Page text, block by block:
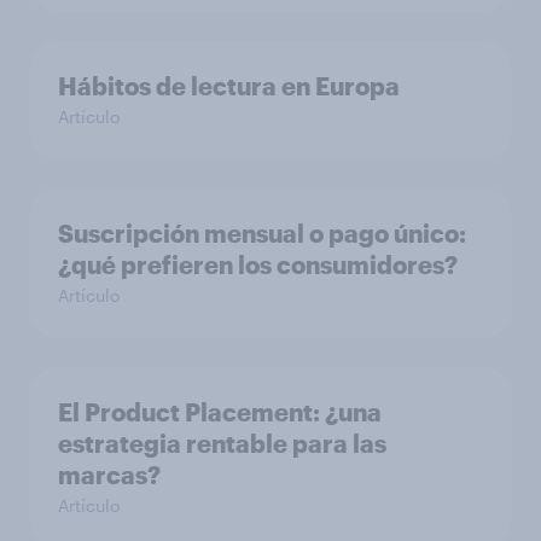
Hábitos de lectura en Europa
Artículo
Suscripción mensual o pago único:
¿qué prefieren los consumidores?
Artículo
El Product Placement: ¿una
estrategia rentable para las
marcas?
Artículo